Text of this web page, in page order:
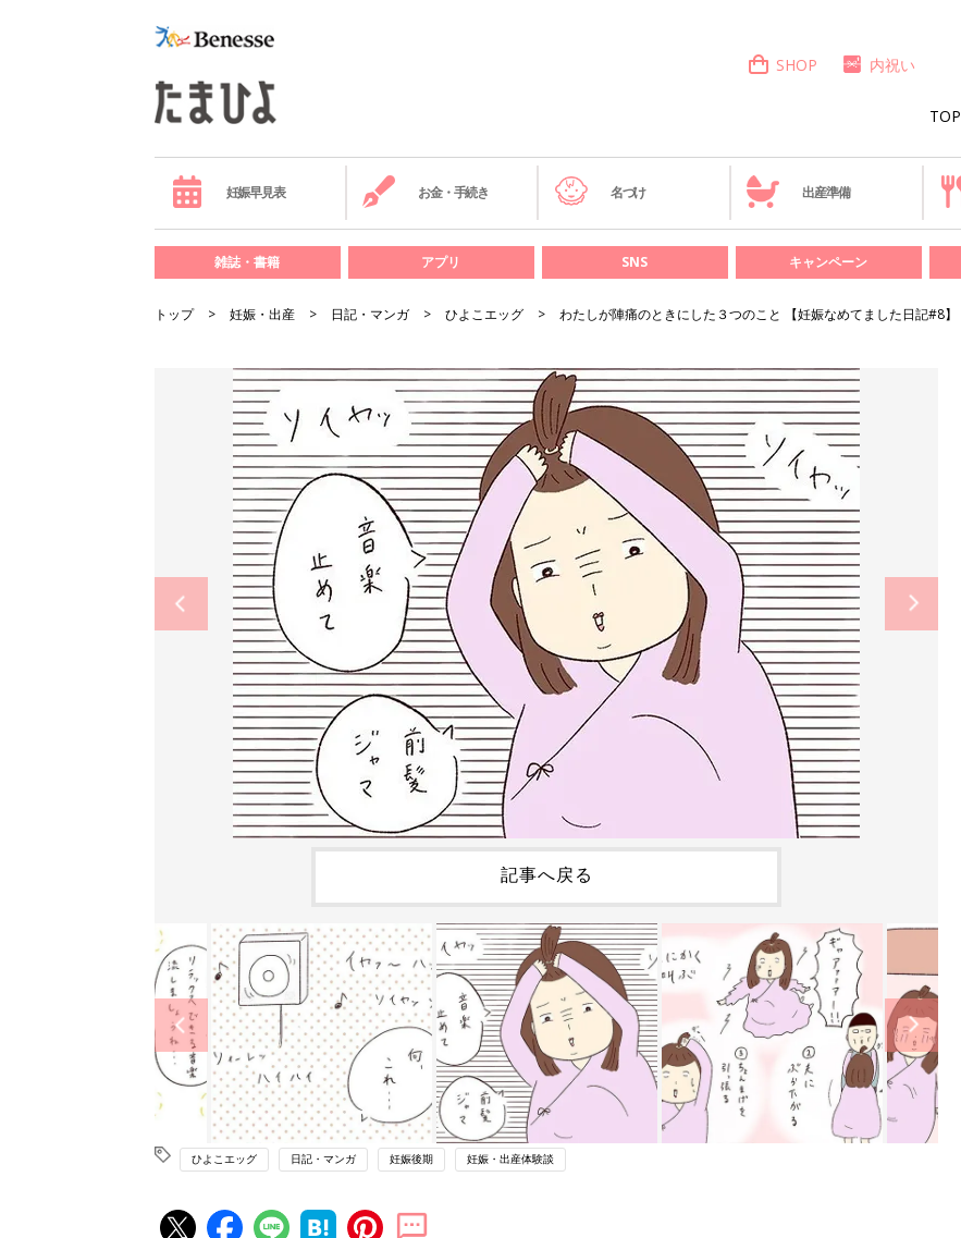
TOP
SHOP 内祝い
妊娠早見表 お金・手続き 名づけ 出産準備
雑誌・書籍 アプリ SNS キャンペーン
トップ 妊娠・出産 日記・マンガ ひよこエッグ わたしが陣痛のときにした３つのこと 【妊娠なめてました日記#8】
記事へ戻る
ひよこエッグ 日記・マンガ 妊娠後期 妊娠・出産体験談